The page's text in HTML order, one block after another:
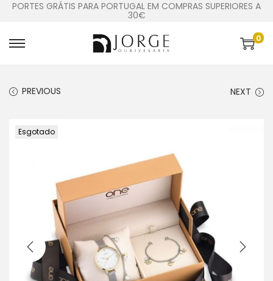
PORTES GRÁTIS PARA PORTUGAL EM COMPRAS SUPERIORES A
30€
0
PREVIOUS NEXT
Esgotado